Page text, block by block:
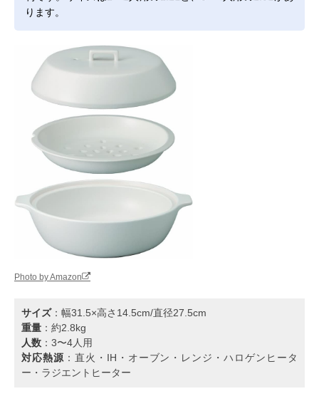
ります。
Photo by Amazon
サイズ：幅31.5×高さ14.5cm/直径27.5cm
重量 ：約2.8kg
人数 ：3〜4人用
対応熱源 ：直火・IH・オーブン・レンジ・ハロゲンヒータ
ー・ラジエントヒーター